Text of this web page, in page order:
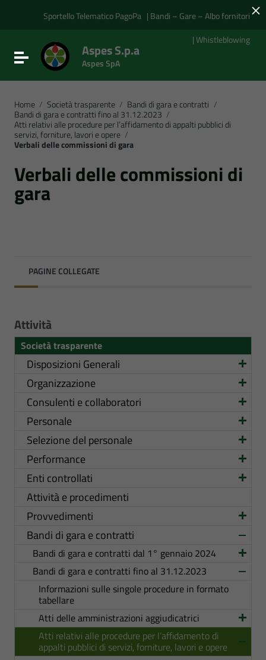
Vai al menu di navigazione
Sportello Telematico PagoPa | Bandi – Gare – Albo fornitori
| Whistleblowing
Attiva / disattiva la navigazione
Aspes S.p.a
Aspes SpA
Home / Società trasparente / Bandi di gara e contratti /
Bandi di gara e contratti fino al 31.12.2023 /
Atti relativi alle procedure per l’affidamento di appalti pubblici di
servizi, forniture, lavori e opere /
Verbali delle commissioni di gara
Verbali delle commissioni di
gara
PAGINE COLLEGATE
Attività
Società trasparente
Disposizioni Generali
Organizzazione
Consulenti e collaboratori
Personale
Selezione del personale
Performance
Enti controllati
Attività e procedimenti
Provvedimenti
Bandi di gara e contratti
Bandi di gara e contratti dal 1° gennaio 2024
Bandi di gara e contratti fino al 31.12.2023
Informazioni sulle singole procedure in formato
tabellare
Atti delle amministrazioni aggiudicatrici
Atti relativi alle procedure per l’affidamento di
appalti pubblici di servizi, forniture, lavori e opere
×